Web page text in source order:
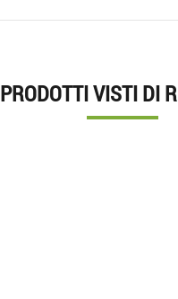
PRODOTTI VISTI DI